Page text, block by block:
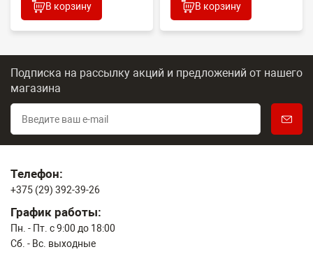
В корзину В корзину
Подписка на рассылку акций и предложений от нашего
магазина
Телефон:
+375 (29) 392-39-26
График работы:
Пн. - Пт. с 9:00 до 18:00
Сб. - Вс. выходные